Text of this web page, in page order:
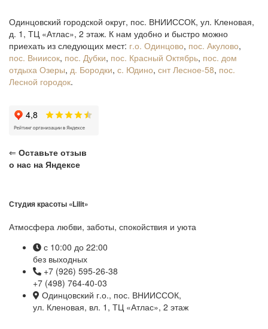
Одинцовский городской округ, пос. ВНИИССОК, ул. Кленовая,
д. 1, ТЦ «Атлас», 2 этаж. К нам удобно и быстро можно
приехать из следующих мест: г.о. Одинцово, пос. Акулово,
пос. Вниисок, пос. Дубки, пос. Красный Октябрь, пос. дом
отдыха Озеры, д. Бородки, с. Юдино, снт Лесное-58, пос.
Лесной городок.
⇐ Оставьте отзыв
о нас на Яндексе
Студия красоты «Lilit»
Атмосфера любви, заботы, спокойствия и уюта
с 10:00 до 22:00
без выходных
+7 (926) 595-26-38
+7 (498) 764-40-03
Одинцовский г.о., пос. ВНИИССОК,
ул. Кленовая, вл. 1, ТЦ «Атлас», 2 этаж